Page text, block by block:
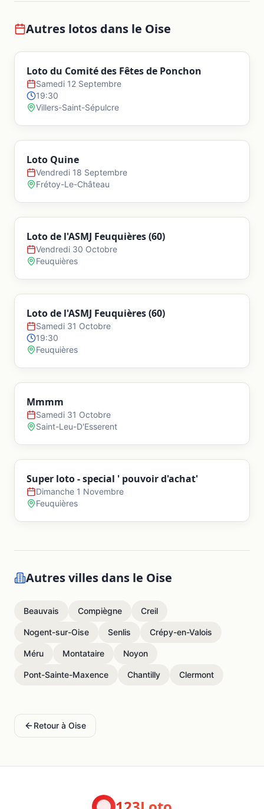
Autres lotos dans le Oise
Loto du Comité des Fêtes de Ponchon
Samedi 12 Septembre
19:30
Villers-Saint-Sépulcre
Loto Quine
Vendredi 18 Septembre
Frétoy-Le-Château
Loto de l'ASMJ Feuquières (60)
Vendredi 30 Octobre
Feuquières
Loto de l'ASMJ Feuquières (60)
Samedi 31 Octobre
19:30
Feuquières
Mmmm
Samedi 31 Octobre
Saint-Leu-D'Esserent
Super loto - special ' pouvoir d'achat'
Dimanche 1 Novembre
Feuquières
Autres villes dans le Oise
Beauvais Compiègne Creil
Nogent-sur-Oise Senlis Crépy-en-Valois
Méru Montataire Noyon
Pont-Sainte-Maxence Chantilly Clermont
Retour à Oise